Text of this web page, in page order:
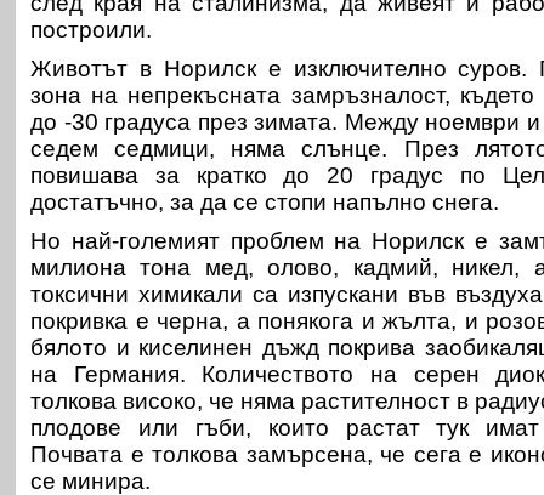
построили.
Животът в Норилск е изключително
зона на непрекъсната замръзналост,
до -30 градуса през зимата. Между ноември
седем седмици, няма слънце. През
повишава за кратко до 20 градус по
достатъчно, за да се стопи напълно снега.
Но най-големият проблем на Норилск е
милиона тона мед, олово, кадмий, никел,
токсични химикали са изпускани във
покривка е черна, а понякога и жълта, и
бялото и киселинен дъжд покрива
на Германия. Количеството на серен
толкова високо, че няма растителност в
плодове или гъби, които растат тук имат
Почвата е толкова замърсена, че сега е
се минира.